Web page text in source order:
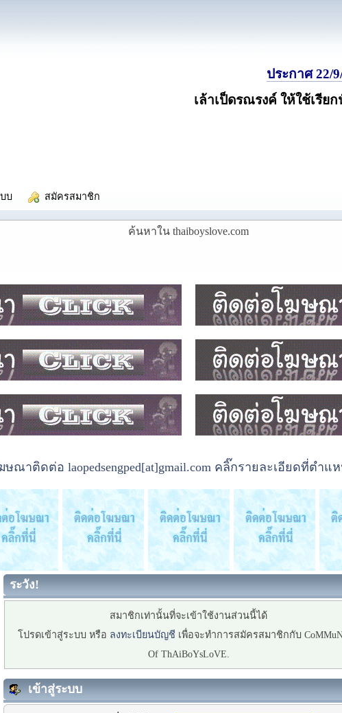
ประกาศ 22/
เล้าเป็ดรณรงค์ ให้ใช้เรีย
บ สมัครสมาชิก
ค้นหาใน thaiboyslove.com
ณาติดต่อ laopedsengped[at]gmail.com คลิ๊กรายละเอียดที่ตำแ
ระวัง!
สมาชิกเท่านั้นที่จะเข้าใช้งานส่วนนี้ได้
โปรดเข้าสู่ระบบ หรือ ลงทะเบียนบัญชี เพื่อจะทำการสมัครสมาชิกกับ
Of ThAiBoYsLoVE.
เข้าสู่ระบบ